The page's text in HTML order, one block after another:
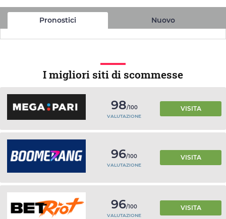
Pronostici Nuovo
I migliori siti di scommesse
98/100
VALUTAZIONE
VISITA
96/100
VALUTAZIONE
VISITA
96/100
VALUTAZIONE
VISITA